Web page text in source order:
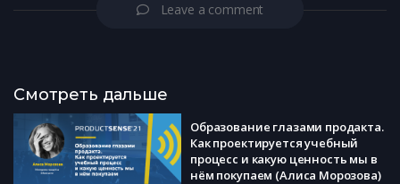
Leave a comment
Смотреть дальше
Образование глазами продакта.
Как проектируется учебный
процесс и какую ценность мы в
нём покупаем (Алиса Морозова)